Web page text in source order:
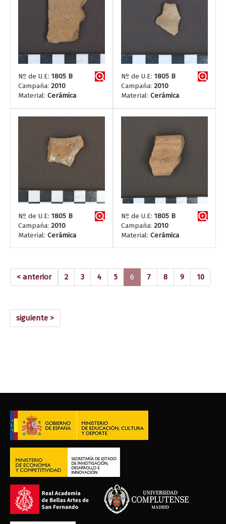
Nº de U.E: 1805 B
Campaña: 2010
Material: Cerámica
Nº de U.E: 1805 B
Campaña: 2010
Material: Cerámica
Nº de U.E: 1805 B
Campaña: 2010
Material: Cerámica
Nº de U.E: 1805 B
Campaña: 2010
Material: Cerámica
< anterior 2 3 4 5 6 (current)
7 8 9 10
siguiente >